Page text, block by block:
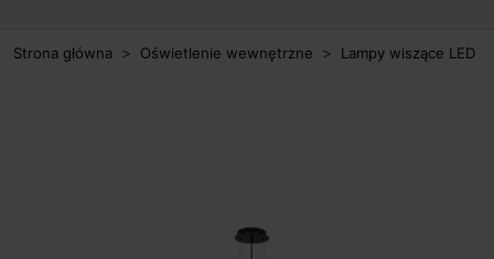
Strona główna Oświetlenie wewnętrzne Lampy wiszące LED